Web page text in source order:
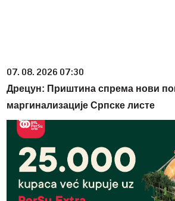
07. 08. 2026 07:30
Дрецун: Приштина спрема нови
маргинализације Српске листе